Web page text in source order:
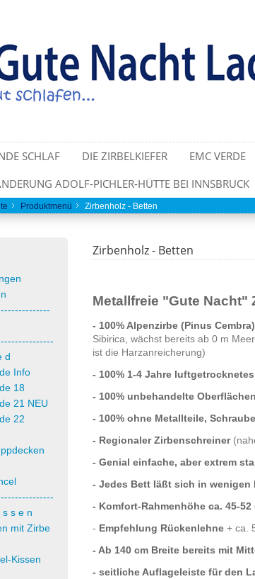
SCHLAF DIE ZIRBELKIEFER EMC VERDE
ADOLF-PICHLER-HÜTTE BEI INNSBRUCK
Produktmenü Zirbenholz - Betten
d
Info
18
21 NEU
22
s s e n
mit Zirbe
Kissen
Zirbenholz - Betten
Metallfreie "Gute Nacht"
- 100% Alpenzirbe (Pinus
Sibirica, wächst bereits ab 0 m
ist die Harzanreicherung)
- 100% 1-4 Jahre
- 100% unbehandelte
- 100% ohne Metallteile,
- Regionaler Zirbenschreiner
- Genial einfache, aber extrem
- Jedes Bett läßt sich in wenigen
- Komfort-Rahmenhöhe ca. 45-52
- Empfehlung Rückenlehne + ca.
- Ab 140 cm Breite bereits mit
- seitliche Auflageleiste für den